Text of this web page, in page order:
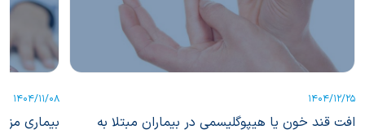
1404/12/25
افت قند خون یا هیپوگلیسمی در بیماران مبتلا به
1404/11/08
بیماری